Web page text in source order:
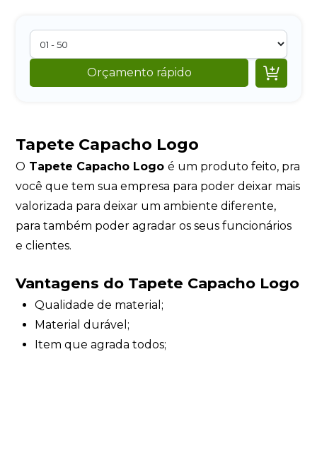
Orçamento rápido 
Tapete Capacho Logo
O Tapete Capacho Logoé um produto feito, pra
você que tem sua empresa para poder deixar mais
valorizada para deixar um ambiente diferente,
para também poder agradar os seus funcionários
e clientes.
Vantagens do Tapete Capacho Logo
Qualidade de material;
Material durável;
Item que agrada todos;